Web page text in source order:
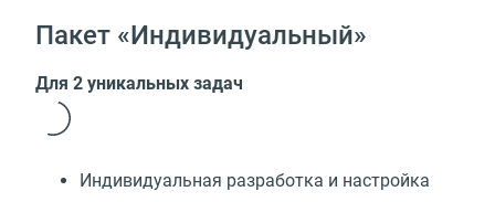
Пакет «Индивидуальный»
Для 2 уникальных задач
Индивидуальная разработка и настройка